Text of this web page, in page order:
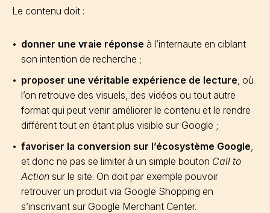
Le contenu doit :
donner une vraie réponse à l’internaute en ciblant
son intention de recherche ;
proposer une véritable expérience de lecture, où
l’on retrouve des visuels, des vidéos ou tout autre
format qui peut venir améliorer le contenu et le rendre
différent tout en étant plus visible sur Google ;
favoriser la conversion sur l’écosystème Google,
et donc ne pas se limiter à un simple bouton Call to
Action sur le site. On doit par exemple pouvoir
retrouver un produit via Google Shopping en
s’inscrivant sur Google Merchant Center.